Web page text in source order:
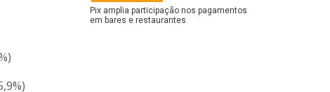
Pix amplia participação nos pagamentos
em bares e restaurantes